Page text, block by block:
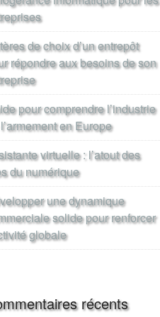
de choix d’un entrepôt
répondre aux besoins de son
pour comprendre l’industrie
en Europe
virtuelle : l’atout des
du numérique
une dynamique
solide pour renforcer
globale
récents